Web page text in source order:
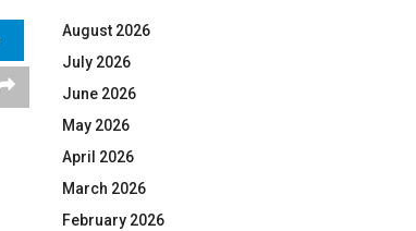
August 2026
July 2026
June 2026
May 2026
April 2026
March 2026
February 2026